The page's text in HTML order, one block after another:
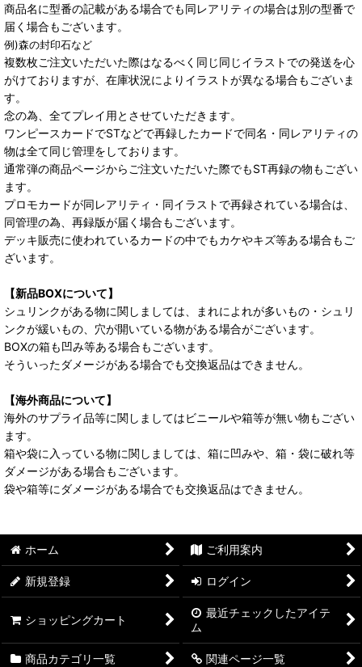
商品名に型番の記載がある場合でも同レアリティの場合は別の型番で
届く場合もございます。
例)森の封印石など
複数枚ご注文いただいた際はなるべく同じ同じイラストでの発送を心
がけておりますが、在庫状況によりイラストが異なる場合もございま
す。
念の為、全てプレイ用とさせていただきます。
ワンピースカードでSTなどで再録したカードで同名・同レアリティの
物は全て同じ管理をしております。
通常弾の商品ページからご注文いただいた際でもST再録の物もござい
ます。
プロモカードが同レアリティ・同イラストで再録されている場合は、
同管理の為、再録版が届く場合もございます。
デッキ販売に使われているカードの中でもカケやキズ等ある場合もご
ざいます。
【新品BOXについて】
シュリンクがある物に関しましては、まれによれが多いもの・シュリ
ンクが緩いもの、穴が開いている物がある場合がございます。
BOXの箱も凹み等ある場合もございます。
そういったダメージがある場合でも交換返品はできません。
【海外商品について】
海外のサプライ品等に関しましてはビニールや箱等が無い物もござい
ます。
箱や袋に入っている物に関しましては、箱に凹みや、箱・袋に破れ等
ダメージがある場合もございます。
袋や箱等にダメージがある場合でも交換返品はできません。
ホーム ご利用案内
新規登録 ログイン
ショッピングカート
最近チェックしたアイテ
ム
商品カテゴリ一覧 関連ページ一覧